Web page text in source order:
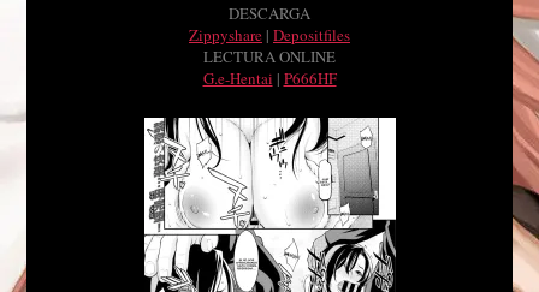
DESCARGA
Zippyshare | Depositfiles
LECTURA ONLINE
G.e-Hentai | P666HF